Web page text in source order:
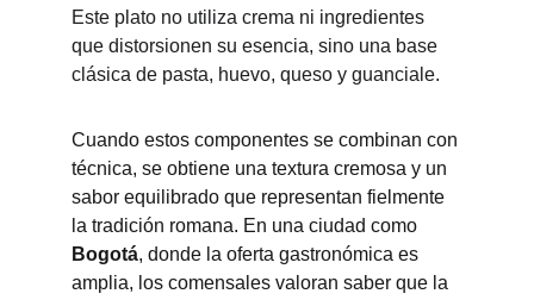
Este plato no utiliza crema ni ingredientes
que distorsionen su esencia, sino una base
clásica de pasta, huevo, queso y guanciale.
Cuando estos componentes se combinan con
técnica, se obtiene una textura cremosa y un
sabor equilibrado que representan fielmente
la tradición romana. En una ciudad como
Bogotá, donde la oferta gastronómica es
amplia, los comensales valoran saber que la